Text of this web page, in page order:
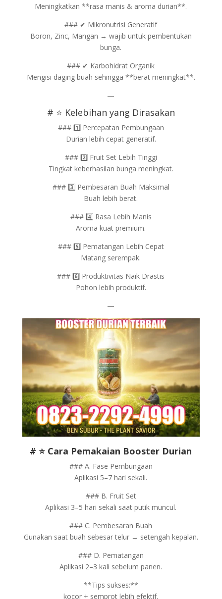
Meningkatkan **rasa manis & aroma durian**.
### ✔ Mikronutrisi Generatif
Boron, Zinc, Mangan → wajib untuk pembentukan
bunga.
### ✔ Karbohidrat Organik
Mengisi daging buah sehingga **berat meningkat**.
—
# ⭐ Kelebihan yang Dirasakan
### 1️⃣ Percepatan Pembungaan
Durian lebih cepat generatif.
### 2️⃣ Fruit Set Lebih Tinggi
Tingkat keberhasilan bunga meningkat.
### 3️⃣ Pembesaran Buah Maksimal
Buah lebih berat.
### 4️⃣ Rasa Lebih Manis
Aroma kuat premium.
### 5️⃣ Pematangan Lebih Cepat
Matang serempak.
### 6️⃣ Produktivitas Naik Drastis
Pohon lebih produktif.
—
# ⭐ Cara Pemakaian Booster Durian
### A. Fase Pembungaan
Aplikasi 5–7 hari sekali.
### B. Fruit Set
Aplikasi 3–5 hari sekali saat putik muncul.
### C. Pembesaran Buah
Gunakan saat buah sebesar telur → setengah kepalan.
### D. Pematangan
Aplikasi 2–3 kali sebelum panen.
**Tips sukses:**
kocor + semprot lebih efektif.